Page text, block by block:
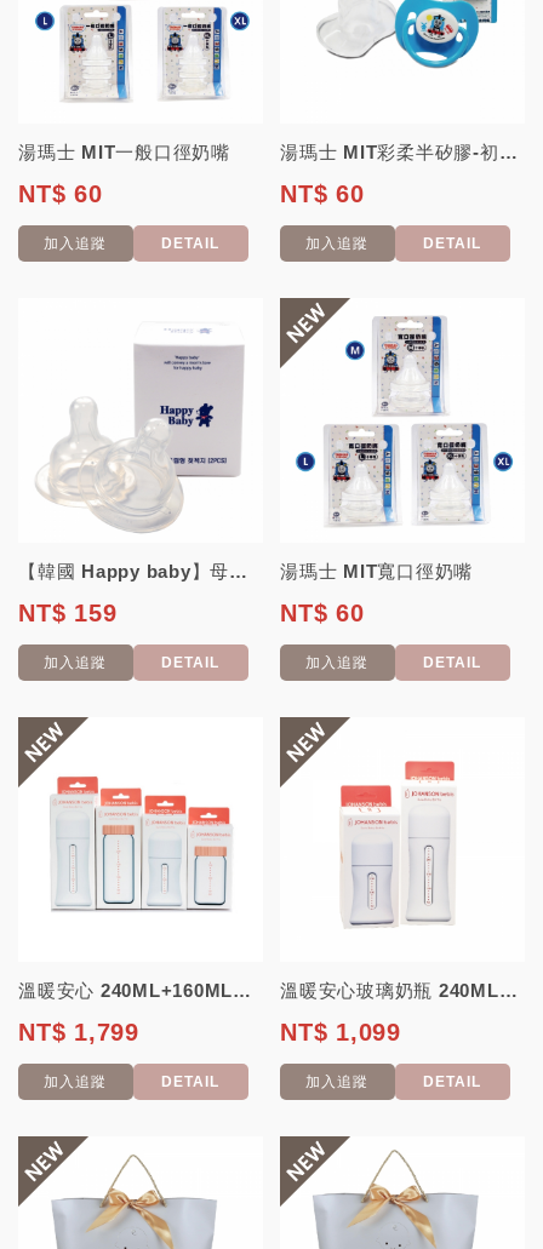
湯瑪士 MIT一般口徑奶嘴
NT$ 60
加入追蹤 DETAIL
湯瑪士 MIT彩柔半矽膠-初生安撫奶嘴
NT$ 60
加入追蹤 DETAIL
【韓國 Happy baby】母感體驗分流式防嗆奶嘴 2入裝
NT$ 159
加入追蹤 DETAIL
湯瑪士 MIT寬口徑奶嘴
NT$ 60
加入追蹤 DETAIL
溫暖安心 240ML+160ML玻璃奶瓶 240ML+160ML 【韓國JOHA...
NT$ 1,799
加入追蹤 DETAIL
溫暖安心玻璃奶瓶 240ML+160ML 【韓國JOHANSON】(高品質玻璃奶...
NT$ 1,099
加入追蹤 DETAIL